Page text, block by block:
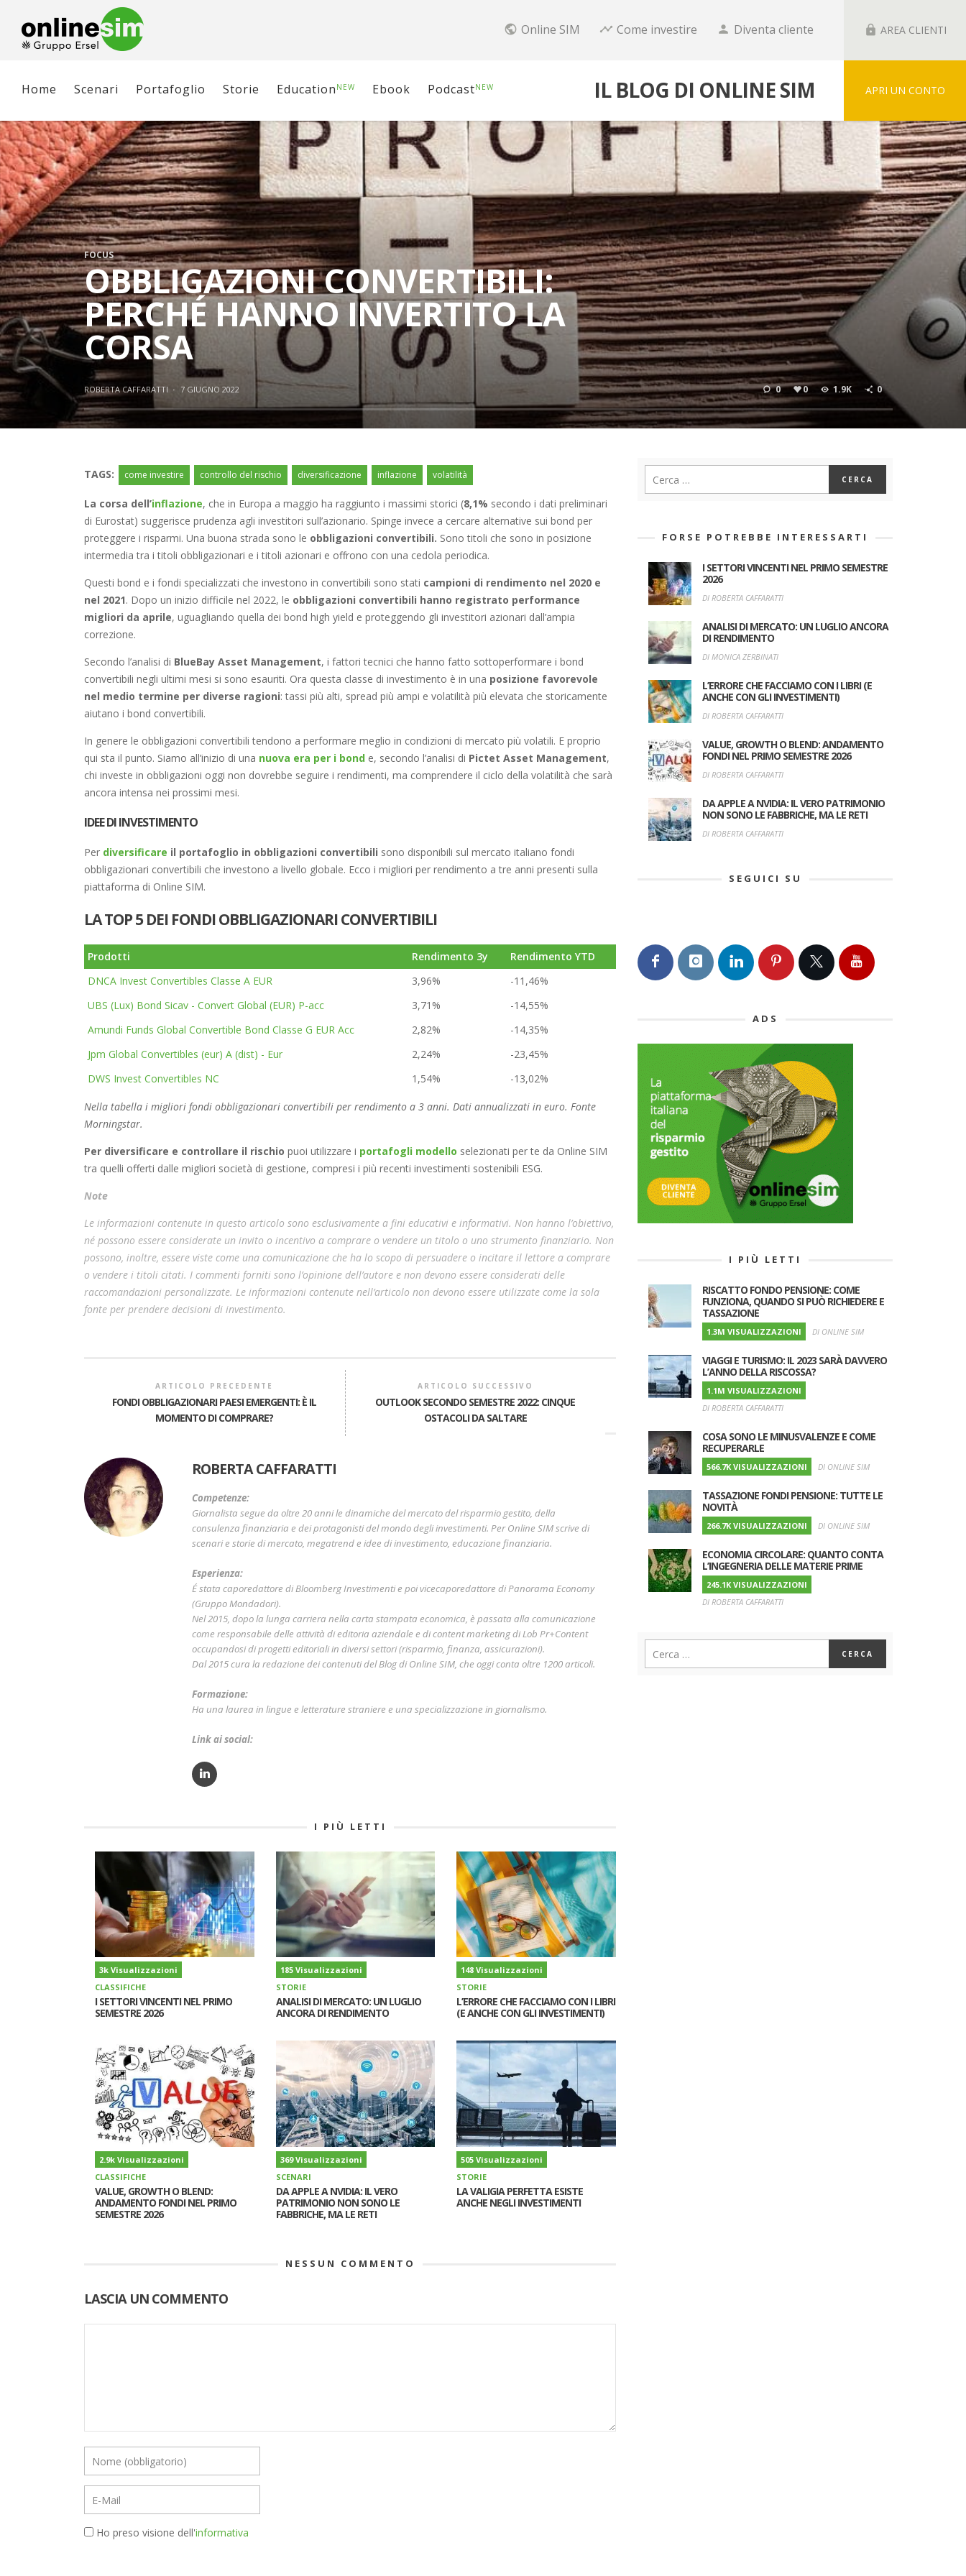
public Online SIM timeline Come investire person Diventa cliente lock AREA CLIENTI
Home Scenari Portafoglio Storie Education NEW Ebook PodcastNEW IL BLOG DI ONLINE SIM APRI UN CONTO
FOCUS
OBBLIGAZIONI CONVERTIBILI:
PERCHÉ HANNO INVERTITO LA
CORSA
ROBERTA CAFFARATTI · 7 GIUGNO 2022 0 0 1.9K 0
TAGS: come investire controllo del rischio diversificazione inflazione volatilità
La corsa dell’inflazione, che in Europa a maggio ha raggiunto i massimi storici (8,1% secondo i dati preliminari
di Eurostat) suggerisce prudenza agli investitori sull’azionario. Spinge invece a cercare alternative sui bond per
proteggere i risparmi. Una buona strada sono le obbligazioni convertibili. Sono titoli che sono in posizione
intermedia tra i titoli obbligazionari e i titoli azionari e offrono con una cedola periodica.
Questi bond e i fondi specializzati che investono in convertibili sono stati campioni di rendimento nel 2020 e
nel 2021. Dopo un inizio difficile nel 2022, le obbligazioni convertibili hanno registrato performance
migliori da aprile, uguagliando quella dei bond high yield e proteggendo gli investitori azionari dall’ampia
correzione.
Secondo l’analisi di BlueBay Asset Management, i fattori tecnici che hanno fatto sottoperformare i bond
convertibili negli ultimi mesi si sono esauriti. Ora questa classe di investimento è in una posizione favorevole
nel medio termine per diverse ragioni: tassi più alti, spread più ampi e volatilità più elevata che storicamente
aiutano i bond convertibili.
In genere le obbligazioni convertibili tendono a performare meglio in condizioni di mercato più volatili. E proprio
qui sta il punto. Siamo all’inizio di una nuova era per i bond e, secondo l’analisi di Pictet Asset Management,
chi investe in obbligazioni oggi non dovrebbe seguire i rendimenti, ma comprendere il ciclo della volatilità che sarà
ancora intensa nei prossimi mesi.
IDEE DI INVESTIMENTO
Per diversificare il portafoglio in obbligazioni convertibili sono disponibili sul mercato italiano fondi
obbligazionari convertibili che investono a livello globale. Ecco i migliori per rendimento a tre anni presenti sulla
piattaforma di Online SIM.
LA TOP 5 DEI FONDI OBBLIGAZIONARI CONVERTIBILI
Prodotti Rendimento 3y
Rendimento YTD
DNCA Invest Convertibles Classe A EUR
3,96%
-11,46%
UBS (Lux) Bond Sicav - Convert Global (EUR) P-acc
3,71%
-14,55%
Amundi Funds Global Convertible Bond Classe G EUR Acc
2,82%
-14,35%
Jpm Global Convertibles (eur) A (dist) - Eur
2,24%
-23,45%
DWS Invest Convertibles NC
1,54% -13,02%
Nella tabella i migliori fondi obbligazionari convertibili per rendimento a 3 anni. Dati annualizzati in euro. Fonte
Morningstar.
Per diversificare e controllare il rischio puoi utilizzare i portafogli modello selezionati per te da Online SIM
tra quelli offerti dalle migliori società di gestione, compresi i più recenti investimenti sostenibili ESG.
Note
Le informazioni contenute in questo articolo sono esclusivamente a fini educativi e informativi. Non hanno l’obiettivo,
né possono essere considerate un invito o incentivo a comprare o vendere un titolo o uno strumento finanziario. Non
possono, inoltre, essere viste come una comunicazione che ha lo scopo di persuadere o incitare il lettore a comprare
o vendere i titoli citati. I commenti forniti sono l’opinione dell’autore e non devono essere considerati delle
raccomandazioni personalizzate. Le informazioni contenute nell’articolo non devono essere utilizzate come la sola
fonte per prendere decisioni di investimento.
ARTICOLO PRECEDENTE
FONDI OBBLIGAZIONARI PAESI EMERGENTI: È IL
MOMENTO DI COMPRARE?
ARTICOLO SUCCESSIVO
OUTLOOK SECONDO SEMESTRE 2022: CINQUE
OSTACOLI DA SALTARE
AUTORE
ROBERTA CAFFARATTI
Competenze:
Giornalista segue da oltre 20 anni le dinamiche del mercato del risparmio gestito, della
consulenza finanziaria e dei protagonisti del mondo degli investimenti. Per Online SIM scrive di
scenari e storie di mercato, megatrend e idee di investimento, educazione finanziaria.
Esperienza:
É stata caporedattore di Bloomberg Investimenti e poi vicecaporedattore di Panorama Economy
(Gruppo Mondadori).
Nel 2015, dopo la lunga carriera nella carta stampata economica, è passata alla comunicazione
come responsabile delle attività di editoria aziendale e di content marketing di Lob Pr+Content
occupandosi di progetti editoriali in diversi settori (risparmio, finanza, assicurazioni).
Dal 2015 cura la redazione dei contenuti del Blog di Online SIM, che oggi conta oltre 1200 articoli.
Formazione:
Ha una laurea in lingue e letterature straniere e una specializzazione in giornalismo.
Link ai social:
I PIÙ LETTI
3k Visualizzazioni
CLASSIFICHE
I SETTORI VINCENTI NEL PRIMO
SEMESTRE 2026
185 Visualizzazioni
STORIE
ANALISI DI MERCATO: UN LUGLIO
ANCORA DI RENDIMENTO
148 Visualizzazioni
STORIE
L’ERRORE CHE FACCIAMO CON I LIBRI
(E ANCHE CON GLI INVESTIMENTI)
2.9k Visualizzazioni
CLASSIFICHE
VALUE, GROWTH O BLEND:
ANDAMENTO FONDI NEL PRIMO
SEMESTRE 2026
369 Visualizzazioni
SCENARI
DA APPLE A NVIDIA: IL VERO
PATRIMONIO NON SONO LE
FABBRICHE, MA LE RETI
505 Visualizzazioni
STORIE
LA VALIGIA PERFETTA ESISTE
ANCHE NEGLI INVESTIMENTI
NESSUN COMMENTO
LASCIA UN COMMENTO
Ho preso visione dell'informativa
FORSE POTREBBE INTERESSARTI
I SETTORI VINCENTI NEL PRIMO SEMESTRE
2026
DI ROBERTA CAFFARATTI
ANALISI DI MERCATO: UN LUGLIO ANCORA
DI RENDIMENTO
DI MONICA ZERBINATI
L’ERRORE CHE FACCIAMO CON I LIBRI (E
ANCHE CON GLI INVESTIMENTI)
DI ROBERTA CAFFARATTI
VALUE, GROWTH O BLEND: ANDAMENTO
FONDI NEL PRIMO SEMESTRE 2026
DI ROBERTA CAFFARATTI
DA APPLE A NVIDIA: IL VERO PATRIMONIO
NON SONO LE FABBRICHE, MA LE RETI
DI ROBERTA CAFFARATTI
SEGUICI SU
ADS
I PIÙ LETTI
RISCATTO FONDO PENSIONE: COME
FUNZIONA, QUANDO SI PUÒ RICHIEDERE E
TASSAZIONE
1.3M VISUALIZZAZIONI DI ONLINE SIM
VIAGGI E TURISMO: IL 2023 SARÀ DAVVERO
L’ANNO DELLA RISCOSSA?
1.1M VISUALIZZAZIONI
DI ROBERTA CAFFARATTI
COSA SONO LE MINUSVALENZE E COME
RECUPERARLE
566.7K VISUALIZZAZIONI DI ONLINE SIM
TASSAZIONE FONDI PENSIONE: TUTTE LE
NOVITÀ
266.7K VISUALIZZAZIONI DI ONLINE SIM
ECONOMIA CIRCOLARE: QUANTO CONTA
L’INGEGNERIA DELLE MATERIE PRIME
245.1K VISUALIZZAZIONI
DI ROBERTA CAFFARATTI